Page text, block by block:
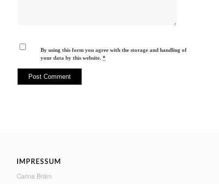
By using this form you agree with the storage and handling of
your data by this website.*
IMPRESSUM
Carina Bräm